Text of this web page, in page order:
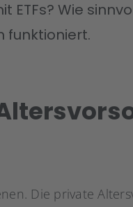
Wie
funktioniert.
Die private